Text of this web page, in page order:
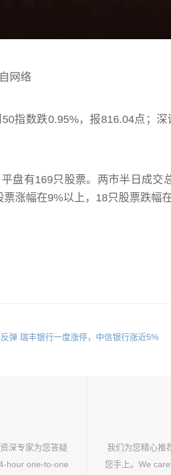
网络
指数跌0.95%，报816.04点；深
盘有169只股票。两市半日成交
涨幅在9%以上，18只股票跌幅在
弹 瑞丰银行一度涨停，中信银行涨近5%
深专家为您答疑
hour one-to-one
我们为您精心推
您手上。We